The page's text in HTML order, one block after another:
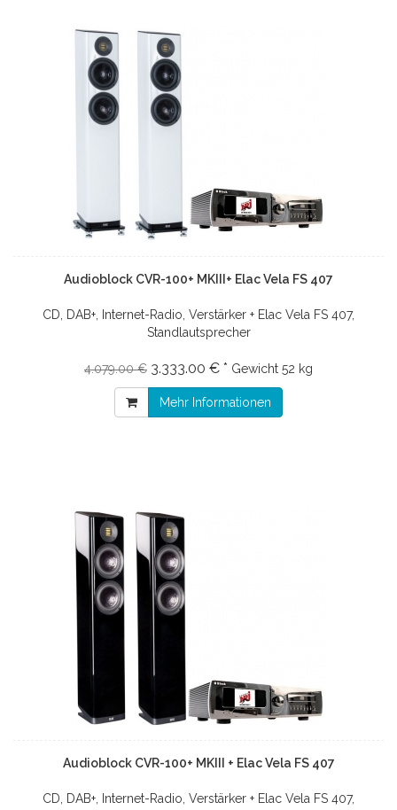
Audioblock CVR-100+ MKIII+ Elac Vela FS 407
CD, DAB+, Internet-Radio, Verstärker + Elac Vela FS 407,
Standlautsprecher
4.079.00 € 3.333.00 € * Gewicht 52 kg
Mehr Informationen
Audioblock CVR-100+ MKIII + Elac Vela FS 407
CD, DAB+, Internet-Radio, Verstärker + Elac Vela FS 407,